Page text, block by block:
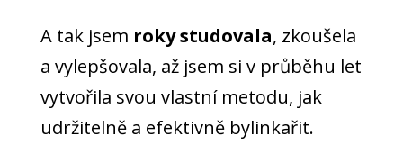
A tak jsem roky studovala, zkoušela
a vylepšovala, až jsem si v průběhu let
vytvořila svou vlastní metodu, jak
udržitelně a efektivně bylinkařit.